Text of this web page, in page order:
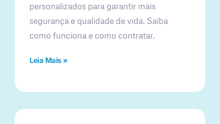
personalizados para garantir mais
segurança e qualidade de vida. Saiba
como funciona e como contratar.
Leia Mais »